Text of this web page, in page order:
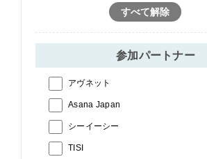
すべて解除
参加パートナー
アヴネット
Asana Japan
シーイーシー
TISI